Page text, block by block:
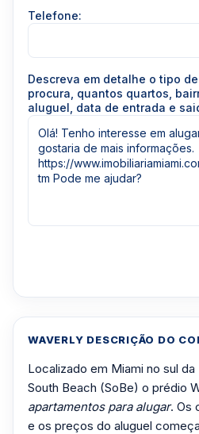
WAVERLY DESCRIÇÃO DO
Localizado em Miami no sul
South Beach (SoBe) o prédio
apartamentos para alugar. Os
e os preços do aluguel
Telefone:
Descreva em detalhe o tipo
procura, quantos quartos,
aluguel, data de entrada e